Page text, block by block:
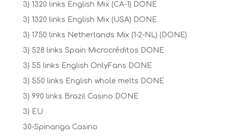
3) 1320 links English Mix (CA-1) DONE
3) 1320 links English Mix (USA) DONE
3) 1750 links Netherlands Mix (1-2-NL) (DONE)
3) 528 links Spain Microcréditos DONE
3) 55 links English OnlyFans DONE
3) 550 links English whole melts DONE
3) 990 links Brazil Casino DONE
3) EU
30-Spinanga Casino